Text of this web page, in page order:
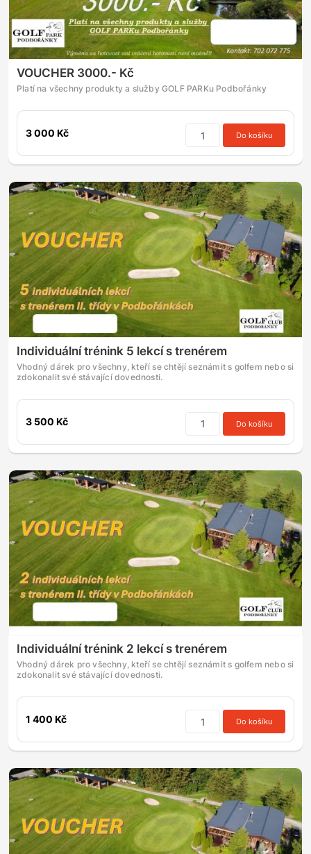
VOUCHER 3000.- Kč
Platí na všechny produkty a služby GOLF PARKu Podbořánky
3 000 Kč Do košíku
Individuální trénink 5 lekcí s trenérem
Vhodný dárek pro všechny, kteří se chtějí seznámit s golfem nebo si
zdokonalit své stávající dovednosti.
3 500 Kč Do košíku
Individuální trénink 2 lekcí s trenérem
Vhodný dárek pro všechny, kteří se chtějí seznámit s golfem nebo si
zdokonalit své stávající dovednosti.
1 400 Kč Do košíku